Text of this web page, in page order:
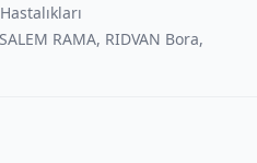
RAMA, RIDVAN Bora,